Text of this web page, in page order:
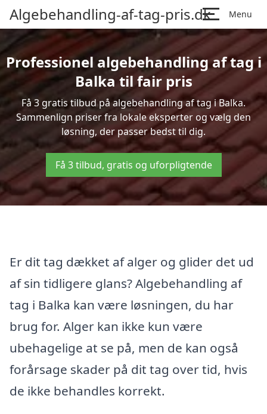
Algebehandling-af-tag-pris.dk Menu
Professionel algebehandling af tag i
Balka til fair pris
Få 3 gratis tilbud på algebehandling af tag i Balka.
Sammenlign priser fra lokale eksperter og vælg den
løsning, der passer bedst til dig.
Få 3 tilbud, gratis og uforpligtende
Er dit tag dækket af alger og glider det ud
af sin tidligere glans? Algebehandling af
tag i Balka kan være løsningen, du har
brug for. Alger kan ikke kun være
ubehagelige at se på, men de kan også
forårsage skader på dit tag over tid, hvis
de ikke behandles korrekt.